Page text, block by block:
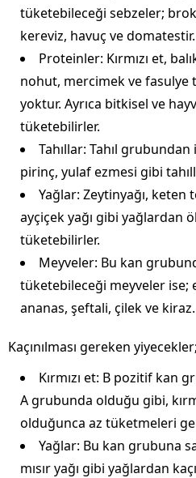
tüketebileceği sebzeler;
kereviz, havuç ve domatestir.
Proteinler: Kırmızı et,
nohut, mercimek ve fasulye
yoktur. Ayrıca bitkisel ve
tüketebilirler.
Tahıllar: Tahıl
pirinç, yulaf ezmesi gibi
Yağlar: Zeytinyağı, keten
ayçiçek yağı gibi yağlardan
tüketebilirler.
Meyveler: Bu kan
tüketebileceği meyveler ise;
ananas, şeftali, çilek ve kiraz.
Kaçınılması gereken yiyecekler;
Kırmızı et: B pozitif kan
A grubunda olduğu gibi,
olduğunca az tüketmeleri
Yağlar: Bu kan grubuna
mısır yağı gibi yağlardan